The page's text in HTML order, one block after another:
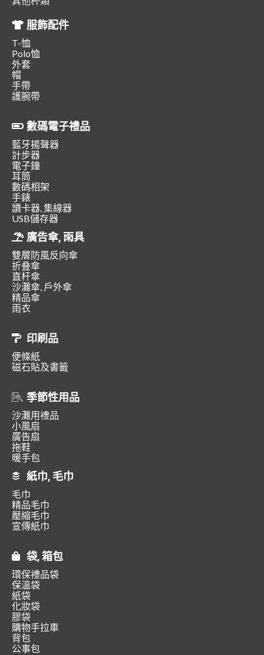
服飾配件
T-恤
Polo恤
外套
帽
手帶
護腕帶
數碼電子禮品
藍牙揚聲器
計步器
電子鐘
耳筒
數碼相架
手錶
讀卡器, 集線器
USB儲存器
廣告傘, 雨具
雙層防風反向傘
折叠傘
直杆傘
沙灘傘, 戶外傘
精品傘
雨衣
印刷品
便條紙
磁石貼及書籤
季節性用品
沙灘用禮品
小風扇
廣告扇
拖鞋
暖手包
紙巾, 毛巾
毛巾
精品毛巾
壓縮毛巾
宣傳紙巾
袋, 箱包
環保禮品袋
保溫袋
紙袋
化妝袋
膠袋
購物手拉車
背包
公事包